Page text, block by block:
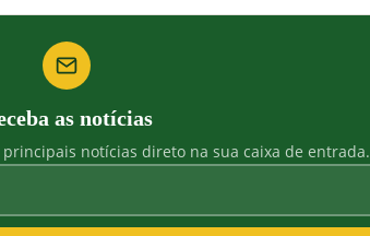
as notícias
notícias direto na sua caixa de entrada.